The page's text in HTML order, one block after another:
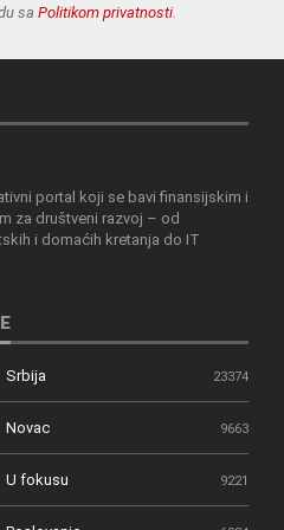
sa Politikom privatnosti.
portal koji se bavi finansijskim i
za društveni razvoj – od
i domaćih kretanja do IT
Srbija 23374
Novac 9663
U fokusu 9221